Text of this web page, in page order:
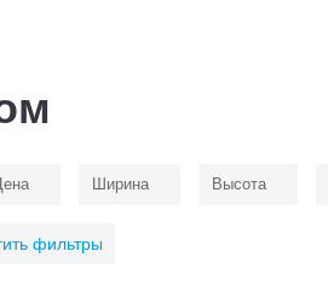
Ширина Высота
фильтры